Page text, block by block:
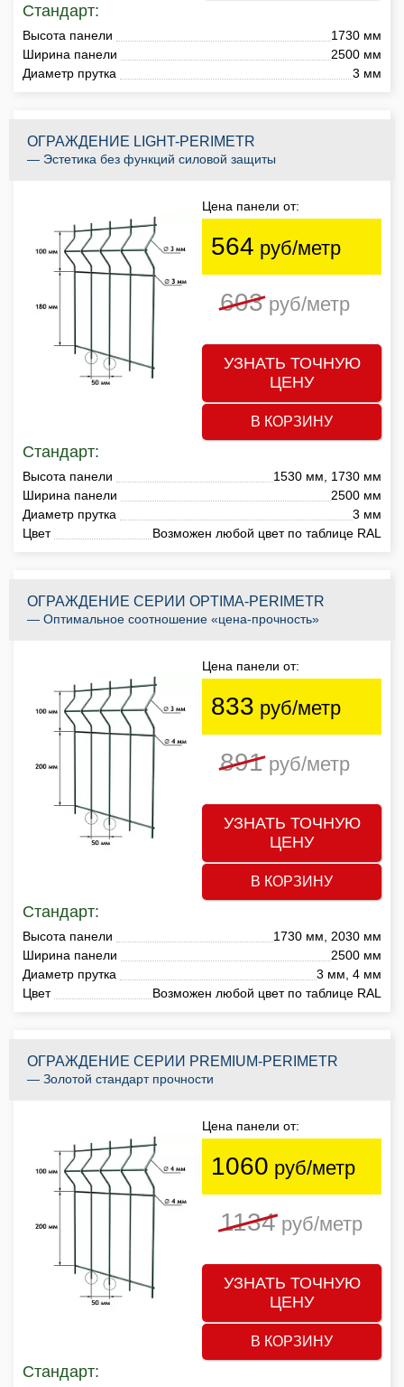
Стандарт:
Высота панели
1730 мм
Ширина панели
2500 мм
Диаметр прутка
3 мм
ОГРАЖДЕНИЕ LIGHT-PERIMETR
— Эстетика без функций силовой защиты
Цена панели от:
564 руб/метр
603руб/метр
УЗНАТЬ ТОЧНУЮ
ЦЕНУ
В КОРЗИНУ
Стандарт:
Высота панели
1530 мм, 1730 мм
Ширина панели
2500 мм
Диаметр прутка
3 мм
Цвет
Возможен любой цвет по таблице RAL
ОГРАЖДЕНИЕ СЕРИИ OPTIMA-PERIMETR
— Оптимальное соотношение «цена-прочность»
Цена панели от:
833 руб/метр
891руб/метр
УЗНАТЬ ТОЧНУЮ
ЦЕНУ
В КОРЗИНУ
Стандарт:
Высота панели
1730 мм, 2030 мм
Ширина панели
2500 мм
Диаметр прутка
3 мм, 4 мм
Цвет
Возможен любой цвет по таблице RAL
ОГРАЖДЕНИЕ СЕРИИ PREMIUM-PERIMETR
— Золотой стандарт прочности
Цена панели от:
1060 руб/метр
1134руб/метр
УЗНАТЬ ТОЧНУЮ
ЦЕНУ
В КОРЗИНУ
Стандарт: